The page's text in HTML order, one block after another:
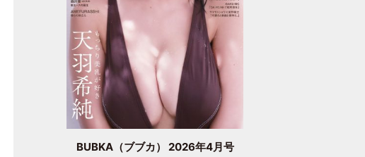
BUBKA（ブブカ） 2026年4月号